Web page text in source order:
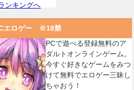
ンキングへ
エロゲー ※18禁
PCで遊べる登録無料のア
ダルトオンラインゲーム。
今すぐ好きなゲームをみつ
けて無料でエロゲー三昧し
ちゃおう！